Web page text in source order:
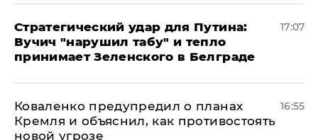
Стратегический удар для Путина:
Вучич "нарушил табу" и тепло
принимает Зеленского в Белграде
17:07
Коваленко предупредил о планах
Кремля и объяснил, как противостоять
новой угрозе
16:55